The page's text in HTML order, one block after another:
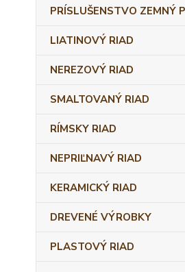
PRÍSLUŠENSTVO ZEMNÝ
LIATINOVÝ RIAD
NEREZOVÝ RIAD
SMALTOVANÝ RIAD
RÍMSKY RIAD
NEPRIĽNAVÝ RIAD
KERAMICKÝ RIAD
DREVENÉ VÝROBKY
PLASTOVÝ RIAD